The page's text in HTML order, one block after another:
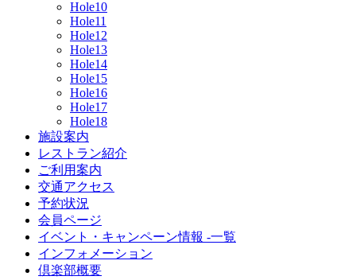
Hole10
Hole11
Hole12
Hole13
Hole14
Hole15
Hole16
Hole17
Hole18
施設案内
レストラン紹介
ご利用案内
交通アクセス
予約状況
会員ページ
イベント・キャンペーン情報 -一覧
インフォメーション
倶楽部概要